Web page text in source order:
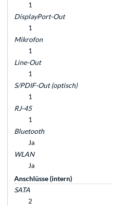
1
DisplayPort-Out
1
Mikrofon
1
Line-Out
1
S/PDIF-Out (optisch)
1
RJ-45
1
Bluetooth
Ja
WLAN
Ja
Anschlüsse (intern)
SATA
2